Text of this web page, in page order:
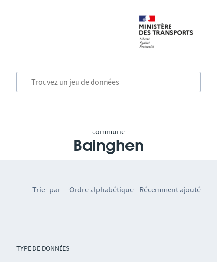
commune
Bainghen
TYPE DE DONNÉES
Trier par Ordre alphabétique Récemment ajouté